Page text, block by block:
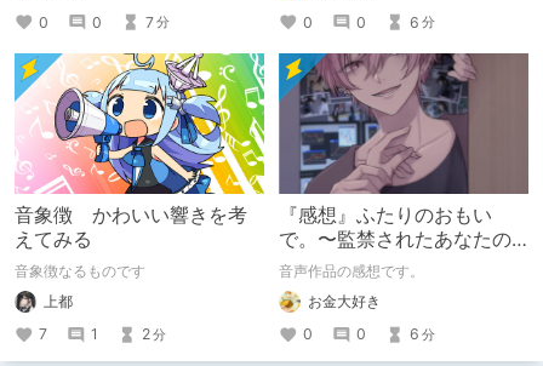
0
0 7分
0
0 6 分
音象徴 かわいい響きを考
えてみる
音象徴なるものです
上都
7
1 2分
『感想』ふたりのおもい
で。〜監禁されたあなたの
末路〜【がるまに限定特典
付き】
音声作品の感想です。
お金大好き
0
0 6 分